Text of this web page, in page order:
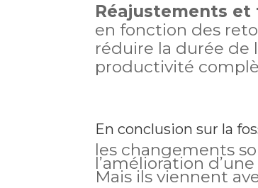
Réajustements et
en fonction des
réduire la durée de
productivité
En conclusion sur la
les changements
l’amélioration
Mais ils viennent